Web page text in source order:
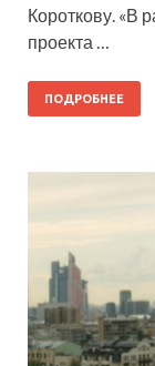
Короткову. «В
проекта …
ПОДРОБНЕЕ